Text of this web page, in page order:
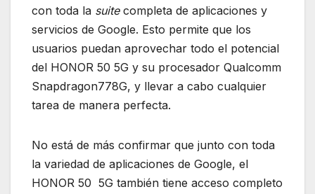
con toda la suite completa de aplicaciones y
servicios de Google. Esto permite que los
usuarios puedan aprovechar todo el potencial
del HONOR 50 5G y su procesador Qualcomm
Snapdragon778G, y llevar a cabo cualquier
tarea de manera perfecta.
No está de más confirmar que junto con toda
la variedad de aplicaciones de Google, el
HONOR 50 5G también tiene acceso completo